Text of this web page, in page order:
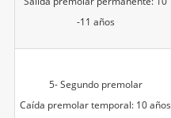
-11 años
5- Segundo premolar
Caída premolar temporal: 10 años